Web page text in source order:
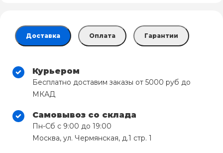
Доставка Оплата Гарантии
Курьером
Бесплатно доставим заказы от 5000 руб до
МКАД
Самовывоз со склада
Пн-Сб с 9:00 до 19:00
Москва, ул. Чермянская, д.1 стр. 1